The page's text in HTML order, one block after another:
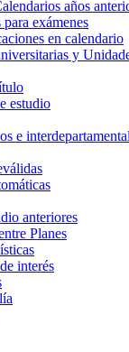
años
para exámenes
en calendario
y
estudio
e
anteriores
Planes
interés